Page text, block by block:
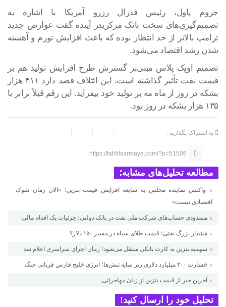
جروم پاول، رئیس فدرال رزرو آمریکا با اشاره به
تصمیم‌گیری‌های سخت بانک مرکزیدر آینده گفت عوارض جدید
ترامپ بالاتر از حد انتظار بوده که باعث افزایش تورم و آهسته
شدن رشد اقتصاد می‌شود.
تصمیم اوپک پلاس مبنی‌بر گسترش طرح افزایش تولید هم بر
قیمت نفت تأثیر گذاشته است. این ائتلاف قصد دارد ۴۱۱ هزار
بشکه در روز از ماه مه بر تولید خود بیفزاید. این رقم قبلاً برابر با
۱۳۵ هزار بشکه در روز بود.
به اشتراک بگذارید :
https://tahlilsarmaye.com/?p=51506
مطالعه تحلیل‌های مشابه؛
واکنش نماینده مجلس به شایعه افزایش قیمت بنزین؛ «الان زمان شوک
اقتصادی نیست»
مسدودی حساب‌های شرکت ملی نفت در بانک دولتی؛ جزئیات یک اقدام مالی
هشدار بزرگ نفتی؛ قیمت طلای سیاه در مسیر ۱۵۰ دلار؟
سهمیه بنزین به کارت بانکی منتقل می‌شود؛ زمان اجرای سراسری اعلام شد
خسارت ۳۰۰ میلیارد دلاری زیر سایه تنش‌ها؛ انرژی خلیج فارس قربانی جنگ
آخرین خبر از قیمت بنزین از زبان مهاجرانی
تحلیل خود را ارسال کنید!